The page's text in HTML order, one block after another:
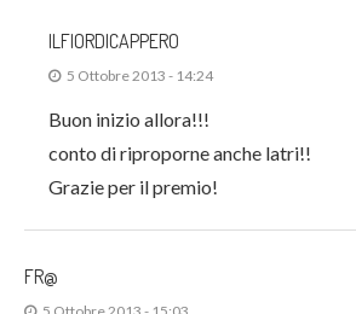
ILFIORDICAPPERO
5 Ottobre 2013 - 14:24
Buon inizio allora!!!
conto di riproporne anche latri!!
Grazie per il premio!
FR@